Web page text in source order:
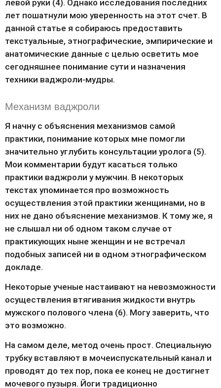
левой руки (4). Однако исследования последних
лет пошатнули мою уверенность на этот счет. В
данной статье я собираюсь предоставить
текстуальные, этнографические, эмпирические и
анатомические данные с целью осветить мое
сегодняшнее понимание сути и назначения
техники ваджроли-мудры.
Механизм ваджроли
Я начну с объяснения механизмов самой
практики, понимание которых мне помогли
значительно углубить консультации уролога (5).
Мои комментарии будут касаться только
практики ваджроли у мужчин. В некоторых
текстах упоминается про возможность
осуществления этой практики женщинами, но в
них не дано объяснение механизмов. К тому же, я
не слышал ни об одном таком случае от
практикующих ныне женщин и не встречал
подобных записей ни в одном этнографическом
докладе.
Некоторые ученые настаивают на невозможности
осуществления втягивания жидкости внутрь
мужского полового члена (6). Могу заверить, что
это возможно.
На самом деле, метод очень прост. Специальную
трубку вставляют в мочеиспускательный канал и
проводят до тех пор, пока ее конец не достигнет
мочевого пузыря. Йоги традиционно